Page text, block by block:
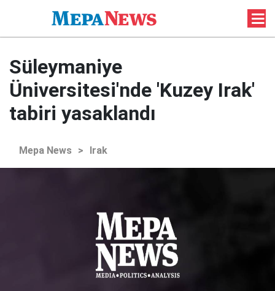
Süleymaniye
Üniversitesi'nde 'Kuzey Irak'
tabiri yasaklandı
Mepa News > Irak